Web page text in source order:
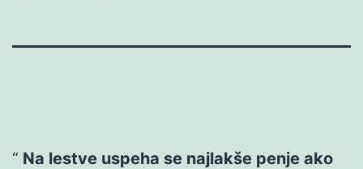
Na lestve uspeha se najlakše penje ako